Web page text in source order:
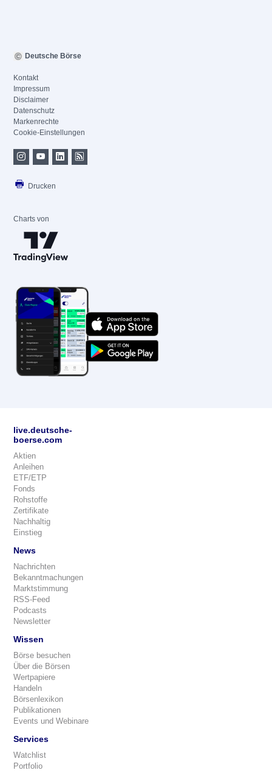
Deutsche Börse
Kontakt
Impressum
Disclaimer
Datenschutz
Markenrechte
Cookie-Einstellungen
Drucken
Charts von
live.deutsche-
boerse.com
Aktien
Anleihen
ETF/ETP
Fonds
Rohstoffe
Zertifikate
Nachhaltig
Einstieg
News
Nachrichten
Bekanntmachungen
Marktstimmung
RSS-Feed
Podcasts
Newsletter
Wissen
Börse besuchen
Über die Börsen
Wertpapiere
Handeln
Börsenlexikon
Publikationen
Events und Webinare
Services
Watchlist
Portfolio